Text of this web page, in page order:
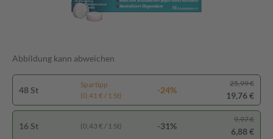
Abbildung kann abweichen
48 St
Spartipp
(0,41 € / 1 St)
-24%
25,99 €
19,76 €
16 St (0,43 € / 1 St) -31%
9,97 €
6,88 €